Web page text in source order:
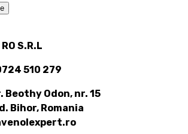
S.R.L
510 279
Beothy Odon, nr. 15
Bihor, Romania